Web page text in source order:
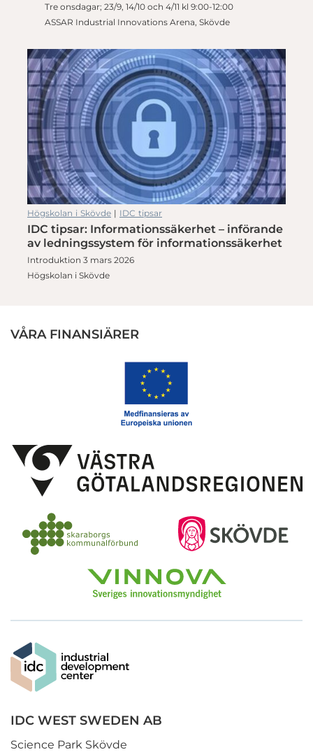
Tre onsdagar; 23/9, 14/10 och 4/11 kl 9:00-12:00
ASSAR Industrial Innovations Arena, Skövde
Högskolan i Skövde | IDC tipsar
IDC tipsar: Informationssäkerhet – införande
av ledningssystem för informationssäkerhet
Introduktion 3 mars 2026
Högskolan i Skövde
VÅRA FINANSIÄRER
IDC WEST SWEDEN AB
Science Park Skövde